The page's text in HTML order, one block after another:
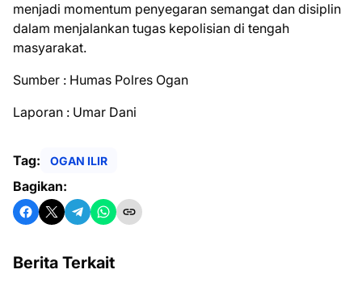
menjadi momentum penyegaran semangat dan disiplin
dalam menjalankan tugas kepolisian di tengah
masyarakat.
Sumber : Humas Polres Ogan
Laporan : Umar Dani
Tag: OGAN ILIR
Bagikan:
Berita Terkait